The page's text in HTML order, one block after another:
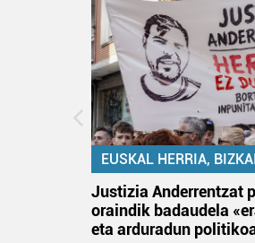
EUSKAL HERRIA,
Justizia Anderrentzat
oraindik badaudela
eta arduradun